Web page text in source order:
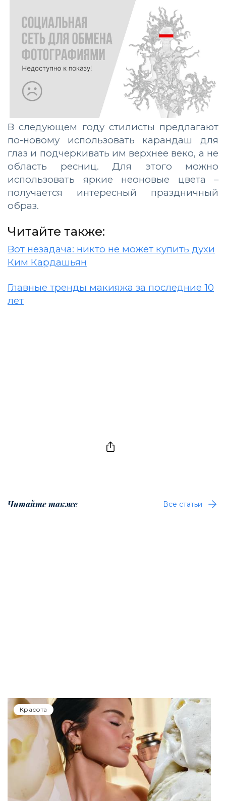
В следующем году стилисты предлагают
по-новому использовать карандаш для
глаз и подчеркивать им верхнее веко, а не
область ресниц. Для этого можно
использовать яркие неоновые цвета –
получается интересный праздничный
образ.
Читайте также:
Вот незадача: никто не может купить духи
Ким Кардашьян
Главные тренды макияжа за последние 10
лет
Читайте также Все статьи
Красота